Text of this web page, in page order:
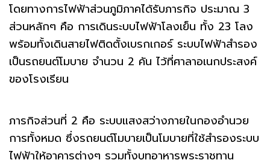
โดยทางการไฟฟ้าส่วนภูมิภาคได้รับภารกิจ ประมาณ 3
ส่วนหลักๆ คือ การเดินระบบไฟฟ้าโลงเย็น ทั้ง 23 โลง
พร้อมทั้งเดินสายไฟติดตั้งเบรกเกอร์ ระบบไฟฟ้าสำรอง
เป็นรถยนต์โมบาย จำนวน 2 คัน ไว้ที่ศาลาอเนกประสงค์
ของโรงเรียน
ภารกิจส่วนที่ 2 คือ ระบบแสงสว่างภายในกองอำนวย
การทั้งหมด ซึ่งรถยนต์โมบายเป็นโมบายที่ใช้สำรองระบบ
ไฟฟ้าให้อาคารต่างๆ รวมทั้งบูทอาหารพระราชทาน